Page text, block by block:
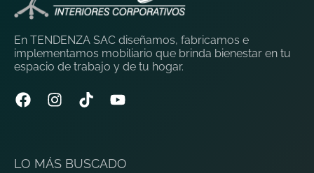
En TENDENZA SAC diseñamos, fabricamos e
implementamos mobiliario que brinda bienestar en tu
espacio de trabajo y de tu hogar.
LO MÁS BUSCADO